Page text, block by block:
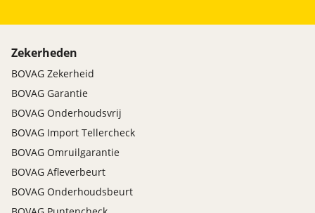
Zekerheden
BOVAG Zekerheid
BOVAG Garantie
BOVAG Onderhoudsvrij
BOVAG Import Tellercheck
BOVAG Omruilgarantie
BOVAG Afleverbeurt
BOVAG Onderhoudsbeurt